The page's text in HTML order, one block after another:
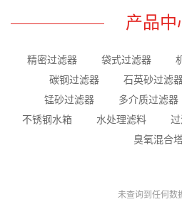
产品中
精密过滤器 袋式过滤器
碳钢过滤器
石英砂过滤
锰砂过滤器
多介质过滤器
不锈钢水箱
水处理滤料
臭氧混合
未查询到任何数